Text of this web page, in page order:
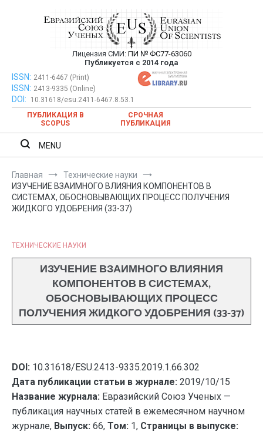
Евразийский Союз Ученых —
публикация научных статей в
ежемесячном научном журнале
Лицензия СМИ: ПИ № ФС77-63060
Публикуется с 2014 года
Евразийский Союз Ученых — публикация научных статей в
ежемесячном научном журнале
ISSN: 2411-6467 (Print)
ISSN: 2413-9335 (Online)
DOI:
10.31618/esu.2411-6467.8.53.1
ПУБЛИКАЦИЯ В
SCOPUS
СРОЧНАЯ
ПУБЛИКАЦИЯ
MENU
Главная
Технические науки
ИЗУЧЕНИЕ ВЗАИМНОГО ВЛИЯНИЯ КОМПОНЕНТОВ В
СИСТЕМАХ, ОБОСНОВЫВАЮЩИХ ПРОЦЕСС ПОЛУЧЕНИЯ
ЖИДКОГО УДОБРЕНИЯ (33-37)
ТЕХНИЧЕСКИЕ НАУКИ
ИЗУЧЕНИЕ ВЗАИМНОГО ВЛИЯНИЯ
КОМПОНЕНТОВ В СИСТЕМАХ,
ОБОСНОВЫВАЮЩИХ ПРОЦЕСС
ПОЛУЧЕНИЯ ЖИДКОГО УДОБРЕНИЯ (33-37)
DOI: 10.31618/ESU.2413-9335.2019.1.66.302
Дата публикации статьи в журнале: 2019/10/15
Название журнала: Евразийский Союз Ученых —
публикация научных статей в ежемесячном научном
журнале, Выпуск: 66, Том: 1, Страницы в выпуске: